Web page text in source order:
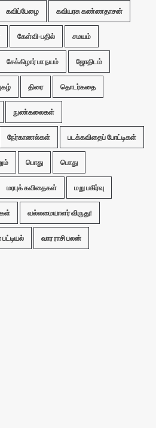
கவிப்பேழை கவியரசு கண்ணதாசன்
கேள்வி-பதில் சமயம்
சேக்கிழார் பா நயம் ஜோதிடம்
திரை தொடர்கதை
நுண்கலைகள்
நேர்காணல்கள் படக்கவிதைப் போட்டிகள்
பொது பொது
மரபுக் கவிதைகள் மறு பகிர்வு
வல்லமையாளர் விருது!
வார ராசி பலன்